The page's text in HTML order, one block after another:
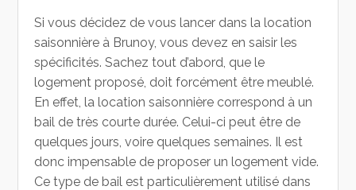
Si vous décidez de vous lancer dans la location
saisonnière à Brunoy, vous devez en saisir les
spécificités. Sachez tout d’abord, que le
logement proposé, doit forcément être meublé.
En effet, la location saisonnière correspond à un
bail de très courte durée. Celui-ci peut être de
quelques jours, voire quelques semaines. Il est
donc impensable de proposer un logement vide.
Ce type de bail est particulièrement utilisé dans